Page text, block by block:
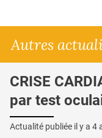
Autres
CRISE
par test
Actualité publiée il y a 4